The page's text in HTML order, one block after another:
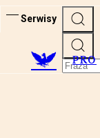
Serwisy
PRO